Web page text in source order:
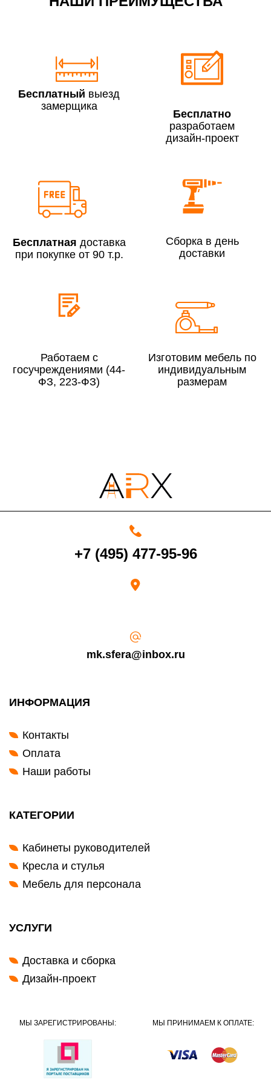
По Москве в пределах МКАД в выходные и вечернее
время 3 500 руб.
Сборка по Москве в будние дни при заказе:
До 300 000 руб.
7% (но не менее 2 500 руб.)
Свыше 300 000 руб.
Свыше 300 000 руб.
Сборка в выходные дни и вечернее время:
По Москве
По Московской области
счет в течение 5-30 рабочих дней (срок зависит от банка, который
Бесплатный выезд
замерщика
Бесплатно
разработаем
дизайн-проект
Бесплатная доставка
при покупке от 90 т.р.
Сборка в день
доставки
Работаем с
госучреждениями (44-
ФЗ, 223-ФЗ)
Изготовим мебель по
индивидуальным
размерам
+7 (495) 477-95-96
mk.sfera@inbox.ru
ИНФОРМАЦИЯ
Контакты
Оплата
Наши работы
КАТЕГОРИИ
Кабинеты руководителей
Кресла и стулья
Мебель для персонала
УСЛУГИ
Доставка и сборка
Дизайн-проект
МЫ ЗАРЕГИСТРИРОВАНЫ: МЫ ПРИНИМАЕМ К ОПЛАТЕ: